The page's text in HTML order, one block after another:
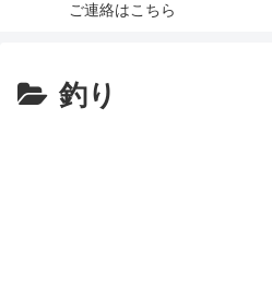
ご連絡はこちら
釣り